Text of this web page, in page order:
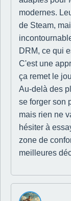
modernes.
de Steam,
DRM, ce qui
C'est une
ça remet le
Au-delà des
se forger son
mais rien ne
hésiter à
zone de
meilleures